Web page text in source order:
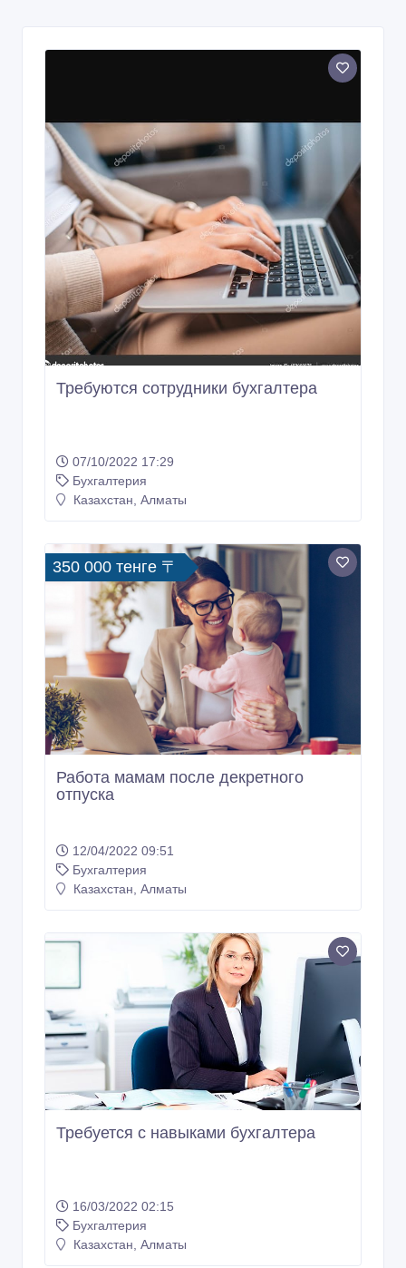
Требуются сотрудники бухгалтера
07/10/2022 17:29
Бухгалтерия
Казахстан, Алматы
350 000 тенге 〒
Работа мамам после декретного
отпуска
12/04/2022 09:51
Бухгалтерия
Казахстан, Алматы
Требуется с навыками бухгалтера
16/03/2022 02:15
Бухгалтерия
Казахстан, Алматы